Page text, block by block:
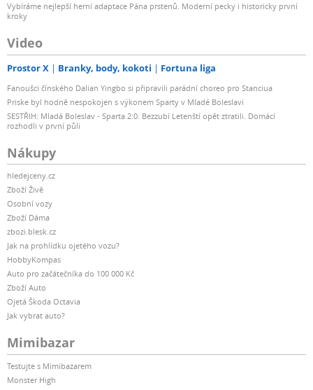
Vybíráme nejlepší herní adaptace Pána prstenů. Moderní pecky i historicky první
kroky
Video
Prostor X Branky, body, kokoti Fortuna liga
Fanoušci čínského Dalian Yingbo si připravili parádní choreo pro Stanciua
Priske byl hodně nespokojen s výkonem Sparty v Mladé Boleslavi
SESTŘIH: Mladá Boleslav - Sparta 2:0. Bezzubí Letenští opět ztratili. Domácí
rozhodli v první půli
Nákupy
hledejceny.cz
Zboží Živě
Osobní vozy
Zboží Dáma
zbozi.blesk.cz
Jak na prohlídku ojetého vozu?
HobbyKompas
Auto pro začátečníka do 100 000 Kč
Zboží Auto
Ojetá Škoda Octavia
Jak vybrat auto?
Mimibazar
Testujte s Mimibazarem
Monster High